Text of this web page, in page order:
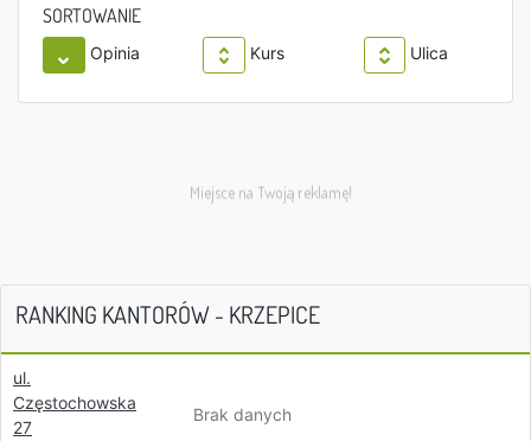
SORTOWANIE
Opinia Kurs Ulica
RANKING KANTORÓW - KRZEPICE
ul.
Częstochowska
27
Brak danych